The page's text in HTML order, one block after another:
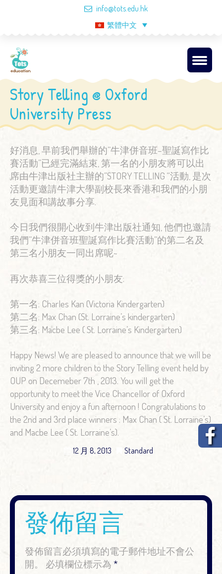
info@tots.edu.hk
繁體中文
Story Telling @ Oxford
University Press
好消息, 早前我們舉辦的”牛津併音班–聖誕寫作比
賽活動”已經完滿結束, 第一名的小朋友將可以出
席由牛津出版社主辦的”STORY TELLING “活動, 是次
活動更邀請牛津大學副校長來香港和我們的小朋
友見面和講故事分享.
今日我們很開心收到牛津出版社通知, 他們也邀請
我們”牛津併音班聖誕寫作比賽活動”的第二名及
第三名小朋友一同出席呢~
再次恭喜三位得獎的小朋友:
第一名: Charles Kan (Victoria Kindergarten)
第二名: Max Chan (St. Lorraine’s kindergarten)
第三名: Macbe Lee ( St. Lorraine’s Kindergarten)
Happy News! We are pleased to announce that we will be
inviting 2 more children to the Story Telling event held by
OUP on Decemeber 7th , 2013. You will get the
opportunity to meet the Vice Chancellor of Oxford
University and enjoy a fun afternoon ! Congratulations to
the 2nd and 3rd place winners : Max Chan ( St. Lorraine’s)
and Macbe Lee ( St. Lorraine’s).
12 月 8, 2013 Standard
發佈留言
發佈留言必須填寫的電子郵件地址不會公
開。
必填欄位標示為 *